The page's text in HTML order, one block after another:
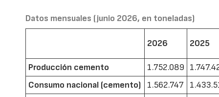
Datos mensuales (junio 2026, en toneladas)
2026 2025
Producción cemento 1.752.089
Consumo nacional (cemento)
1.562.747